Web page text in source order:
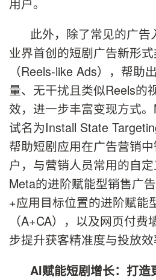
此外，除了常见的广告
业界首创的短剧广告新形
（Reels-like Ads），帮助
量、无干扰且类似Reels的
效，进一步丰富变现方式
试名为Install State
帮助短剧应用在广告营销
户，与营销人员常用的自定
Meta的进阶赋能型销售广
+应用目标位置的进阶赋能
（A+CA），以及网页付
步提升获客精准度与投放效
AI赋能短剧增长：打